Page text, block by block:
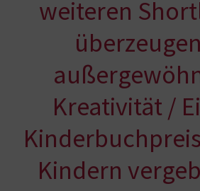
weiteren
Kreativität /
Kindern